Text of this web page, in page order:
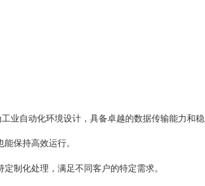
Vibro-meter
业自动化环境设计，具备卓越的数据传输能力和稳
保持高效运行。
制化处理，满足不同客户的特定需求。